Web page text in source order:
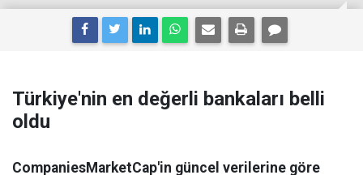
Türkiye'nin en değerli bankaları belli
oldu
CompaniesMarketCap'in güncel verilerine göre